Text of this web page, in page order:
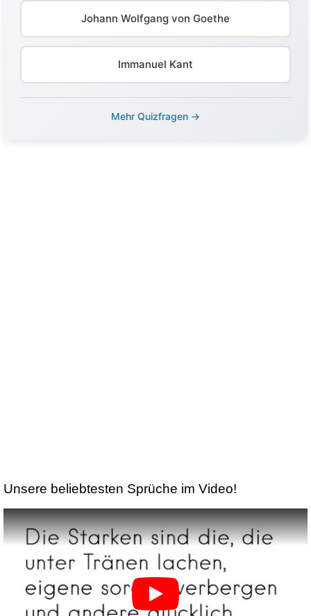
Johann Wolfgang von Goethe
Immanuel Kant
Mehr Quizfragen →
Unsere beliebtesten Sprüche im Video!